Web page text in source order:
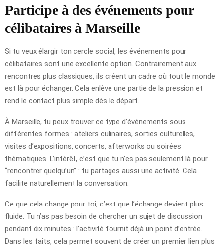
Participe à des événements pour
célibataires à Marseille
Si tu veux élargir ton cercle social, les événements pour
célibataires sont une excellente option. Contrairement aux
rencontres plus classiques, ils créent un cadre où tout le monde
est là pour échanger. Cela enlève une partie de la pression et
rend le contact plus simple dès le départ.
À Marseille, tu peux trouver ce type d’événements sous
différentes formes : ateliers culinaires, sorties culturelles,
visites d’expositions, concerts, afterworks ou soirées
thématiques. L’intérêt, c’est que tu n’es pas seulement là pour
“rencontrer quelqu’un” : tu partages aussi une activité. Cela
facilite naturellement la conversation.
Ce que cela change pour toi, c’est que l’échange devient plus
fluide. Tu n’as pas besoin de chercher un sujet de discussion
pendant dix minutes : l’activité fournit déjà un point d’entrée.
Dans les faits, cela permet souvent de créer un premier lien plus